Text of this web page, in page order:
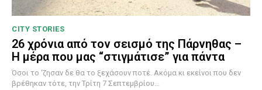
CITY STORIES
26 χρόνια από τον σεισμό της Πάρνηθας –
Η μέρα που μας “στιγμάτισε” για πάντα
Όσοι το ‘ζησαν δε θα το ξεχάσουν ποτέ. Ακόμα κι εκείνοι που δεν
βρέθηκαν τότε, την Τρίτη 7 Σεπτεμβρίου...